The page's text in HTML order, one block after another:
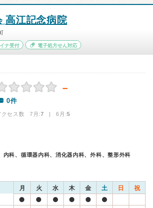
高江記念病院
ナ受付 電子処方せん対応
－
0件
クセス数 7月:7 | 6月:5
内科、循環器内科、消化器内科、外科、整形外科
月 火 水 木 金 土 日 祝